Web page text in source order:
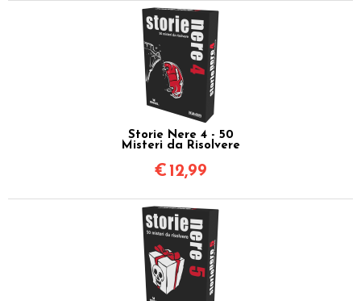
Storie Nere 4 - 50
Misteri da Risolvere
€ 12,99